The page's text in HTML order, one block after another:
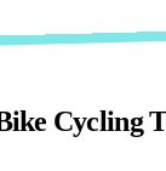
Cycling